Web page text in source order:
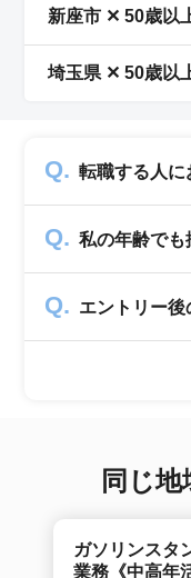
新座市 ✕ 50歳以
埼玉県 ✕ 50歳以
転職する人に
していますの
一切発生致し
私の年齢で
業のみ掲載を
就職実績も多
ぜひ紹介依頼
エントリー
ーとヒアリ
同じ
ガソリンスタ
業務《中高年